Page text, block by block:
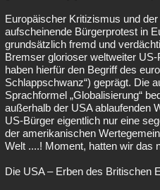
Europäischer Kritizismus und
aufscheinende Bürgerprotest in
grundsätzlich fremd und
Bremser glorioser weltweiter
haben hierfür den Begriff des
Schlappschwanz“) geprägt. Die
Sprachformel „Globalisierung“
außerhalb der USA ablaufenden
US-Bürger eigentlich nur eine
der amerikanischen
Welt ....! Moment, hatten wir das
Die USA – Erben des Britischen